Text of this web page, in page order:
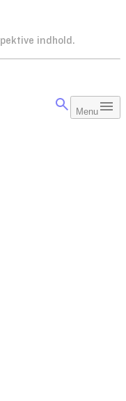
indhold.
Menu